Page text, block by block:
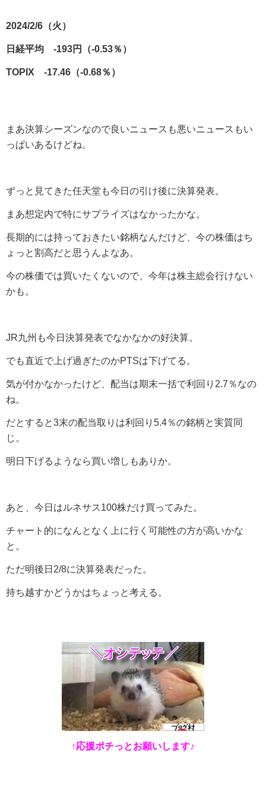
2024/2/6（火）
日経平均 -193円（-0.53％）
TOPIX -17.46（-0.68％）
まあ決算シーズンなので良いニュースも悪いニュースもい
っぱいあるけどね。
ずっと見てきた任天堂も今日の引け後に決算発表。
まあ想定内で特にサプライズはなかったかな。
長期的には持っておきたい銘柄なんだけど、今の株価はち
ょっと割高だと思うんよなあ。
今の株価では買いたくないので、今年は株主総会行けない
かも。
JR九州も今日決算発表でなかなかの好決算。
でも直近で上げ過ぎたのかPTSは下げてる。
気が付かなかったけど、配当は期末一括で利回り2.7％なの
ね。
だとすると3末の配当取りは利回り5.4％の銘柄と実質同
じ。
明日下げるようなら買い増しもありか。
あと、今日はルネサス100株だけ買ってみた。
チャート的になんとなく上に行く可能性の方が高いかな
と。
ただ明後日2/8に決算発表だった。
持ち越すかどうかはちょっと考える。
↑応援ポチっとお願いします♪